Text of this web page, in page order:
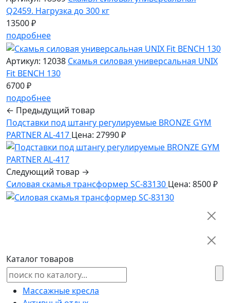
Q2459. Нагрузка до 300 кг
13500 ₽
подробнее
Артикул: 12038 Скамья силовая универсальная UNIX
Fit BENCH 130
6700 ₽
подробнее
← Предыдущий товар
Подставки под штангу регулируемые BRONZE GYM
PARTNER AL-417 Цена: 27990 ₽
Следующий товар →
Силовая скамья трансформер SC-83130 Цена: 8500 ₽
Каталог товаров
Массажные кресла